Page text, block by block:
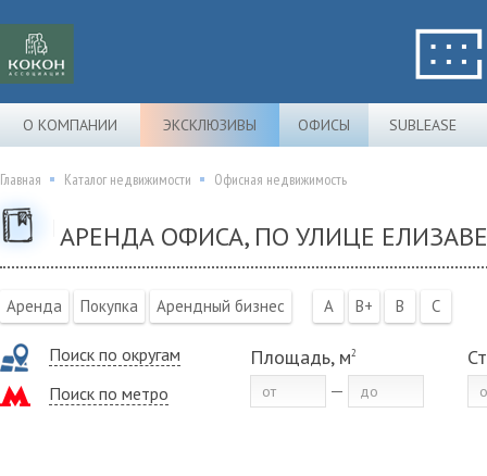
О КОМПАНИИ ЭКСКЛЮЗИВЫ ОФИСЫ SUBLEASE
Главная Каталог недвижимости Офисная недвижимость
АРЕНДА ОФИСА, ПО УЛИЦЕ
Аренда Покупка Арендный бизнес A B+ B C
Поиск по округам
Поиск по метро
Площадь, м2